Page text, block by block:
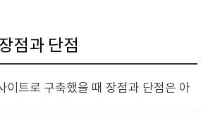
점과 단점
이트로 구축했을 때 장점과 단점은 아